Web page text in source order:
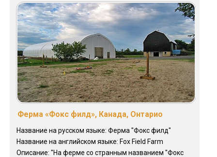
Ферма «Фокс филд», Канада, Онтарио
Название на русском языке: Ферма "Фокс филд"
Название на английском языке: Fox Field Farm
Описание: "На ферме со странным названием "Фокс